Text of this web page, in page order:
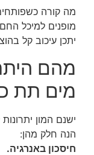
מה קורה
מופנים למיכל
יתכן עיכוב קל
מהם
מים תת
ישנם המון
הנה חלק מהן:
חיסכון באנרגיה.